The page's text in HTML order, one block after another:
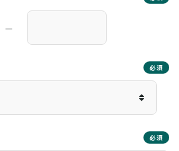
―
必須
必須